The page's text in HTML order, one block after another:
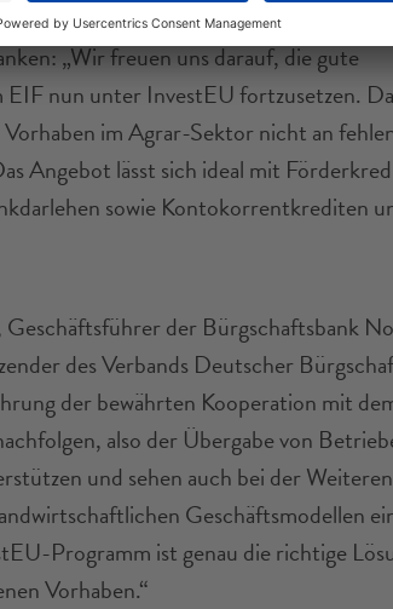
AECM und Vorstandsvorsitzender des
„Wir freuen uns darauf, die gute
EIF nun unter InvestEU fortzusetzen.
Vorhaben im Agrar-Sektor nicht an
Angebot lässt sich ideal mit
sowie Kontokorrentkrediten
Geschäftsführer der Bürgschaftsbank
des Verbands Deutscher
der bewährten Kooperation mit
also der Übergabe von
und sehen auch bei der
Geschäftsmodellen
Programm ist genau die richtige
Vorhaben.“